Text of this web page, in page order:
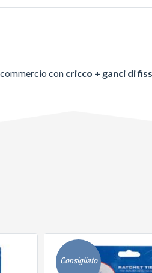
con cricco + ganci di
Consigliato